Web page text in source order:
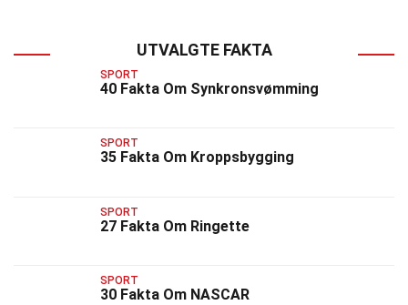
UTVALGTE FAKTA
SPORT
40 Fakta Om Synkronsvømming
SPORT
35 Fakta Om Kroppsbygging
SPORT
27 Fakta Om Ringette
SPORT
30 Fakta Om NASCAR